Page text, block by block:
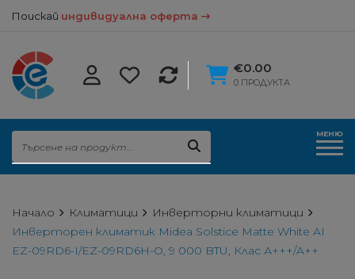
Поискай индивидуална оферта
€0.00
0 ПРОДУКТА
МЕНЮ
Начало Климатици
Инверторни климатици
Инверторен климатик Midea Solstice Matte White AI
EZ-09RD6-I/EZ-09RD6H-O, 9 000 BTU, Клас А+++/A++